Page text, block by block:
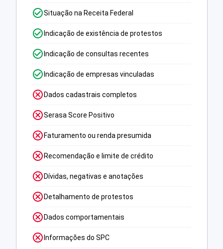
Situação na Receita Federal
Indicação de existência de protestos
Indicação de consultas recentes
Indicação de empresas vinculadas
Dados cadastrais completos
Serasa Score Positivo
Faturamento ou renda presumida
Recomendação e limite de crédito
Dívidas, negativas e anotações
Detalhamento de protestos
Dados comportamentais
Informações do SPC